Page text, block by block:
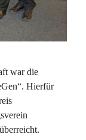
war die
Hierfür